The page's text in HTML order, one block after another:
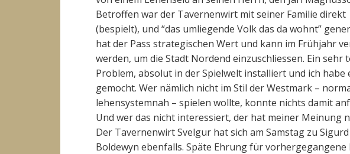
Betroffen war der Tavernenwirt mit seiner Familie direkt
(bespielt), und “das umliegende Volk das da wohnt”
hat der Pass strategischen Wert und kann im Frühjahr
werden, um die Stadt Nordend einzuschliessen. Ein sehr
Problem, absolut in der Spielwelt installiert und ich habe
gemocht. Wer nämlich nicht im Stil der Westmark –
lehensystemnah – spielen wollte, konnte nichts damit
Und wer das nicht interessiert, der hat meiner Meinung
Der Tavernenwirt Svelgur hat sich am Samstag zu
Boldewyn ebenfalls. Späte Ehrung für